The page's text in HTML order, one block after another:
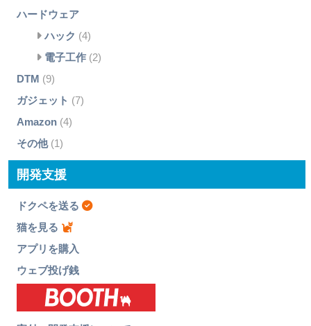
ハードウェア
ハック (4)
電子工作(2)
DTM (9)
ガジェット (7)
Amazon(4)
その他(1)
開発支援
ドクペを送る
猫を見る
アプリを購入
ウェブ投げ銭